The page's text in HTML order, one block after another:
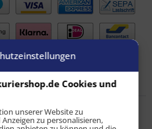
Empfehlen
11833
Cookies und
unserer Website zu
zu personalisieren,